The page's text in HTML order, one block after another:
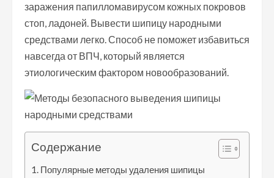
заражения папилломавирусом кожных покровов
стоп, ладоней. Вывести шипицу народными
средствами легко. Способ не поможет избавиться
навсегда от ВПЧ, который является
этиологическим фактором новообразований.
Содержание
Популярные методы удаления шипицы